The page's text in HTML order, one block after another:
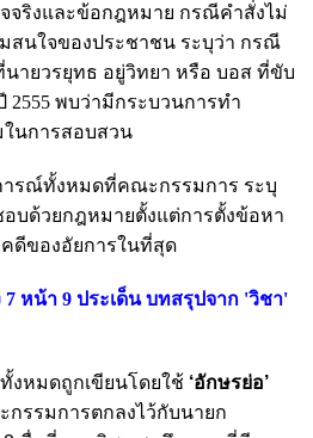
จริงและข้อกฎหมาย กรณีคำสั่งไม่
สนใจของประชาชน ระบุว่า กรณี
ายวรยุทธ อยู่วิทยา หรือ บอส ที่ขับ
2555 พบว่ามีกระบวนการทำ
นการสอบสวน
ารณ์ทั้งหมดที่คณะกรรมการ ระบุ
อบด้วยกฎหมายตั้งแต่การตั้งข้อหา
ดีของอัยการในที่สุด
7 หน้า 9 ประเด็น บทสรุปจาก 'วิชา'
งหมดถูกเขียนโดยใช้ ‘อักษรย่อ’
รรมการตกลงไว้กับนายก